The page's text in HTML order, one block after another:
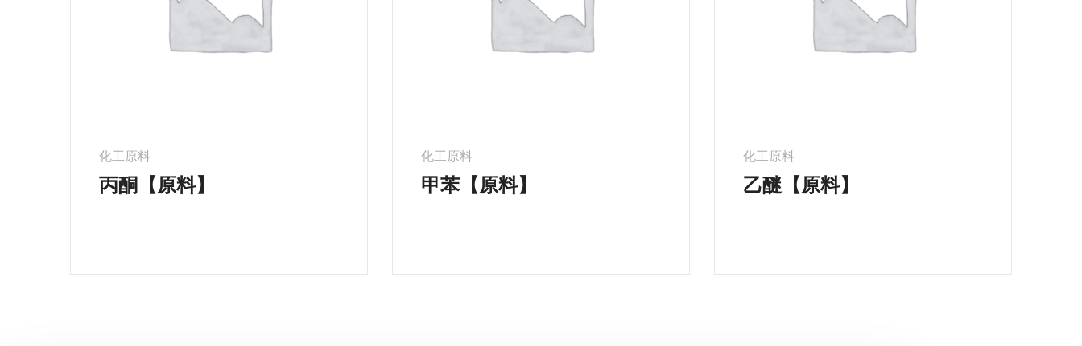
化工原料
丙酮【原料】
化工原料
甲苯【原料】
化工原料
乙醚【原料】